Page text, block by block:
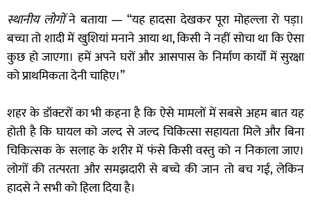
स्थानीय लोगोंने बताया — “यह हादसा देखकर पूरा मोहल्ला रो पड़ा।
बच्चा तो शादी में खुशियां मनाने आया था, किसी ने नहीं सोचा था कि ऐसा
कुछ हो जाएगा। हमें अपने घरों और आसपास के निर्माण कार्यों में सुरक्षा
को प्राथमिकता देनी चाहिए।”
शहर के डॉक्टरों का भी कहना है कि ऐसे मामलों में सबसे अहम बात यह
होती है कि घायल को जल्द से जल्द चिकित्सा सहायता मिले और बिना
चिकित्सक के सलाह के शरीर में फंसे किसी वस्तु को न निकाला जाए।
लोगों की तत्परता और समझदारी से बच्चे की जान तो बच गई, लेकिन
हादसे ने सभी को हिला दिया है।